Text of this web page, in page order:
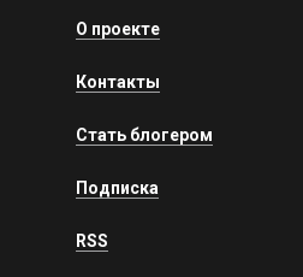
О проекте
Контакты
Стать блогером
Подписка
RSS